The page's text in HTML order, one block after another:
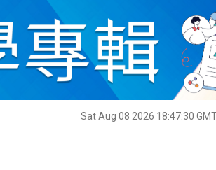
Sat Aug 08 2026 18:47:32
影片 名家榜 灼見活動